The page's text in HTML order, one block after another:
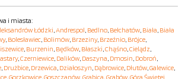
i miasta:
Łódzki,Andrespol, Bedlno, Bełchatów, Biała, Biała
, Bolesławiec, Bolimów, Brzeziny, Brzeźnio, Brójce,
, Burzenin, Będków, Błaszki,Chąśno,Cielądz,
,Czerniewice, Dalików, Daszyna, Dmosin, Dobroń,
, Drużbice, Drzewica, Działoszyn, Dąbrowice, Dłutów,Galewice,
,Gorzkowice,Goszczanów,Grabica,Grabów,Góra Świętej